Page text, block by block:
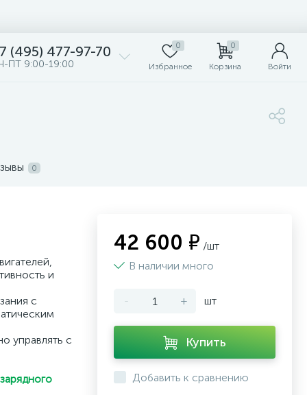
(495) 477-97-70
ПТ 9:00-19:00
0
Избранное
0
Корзина Войти
0
и
с
управлять с
42 600 ₽ /шт
В наличии много
- + шт
Купить
Добавить к сравнению